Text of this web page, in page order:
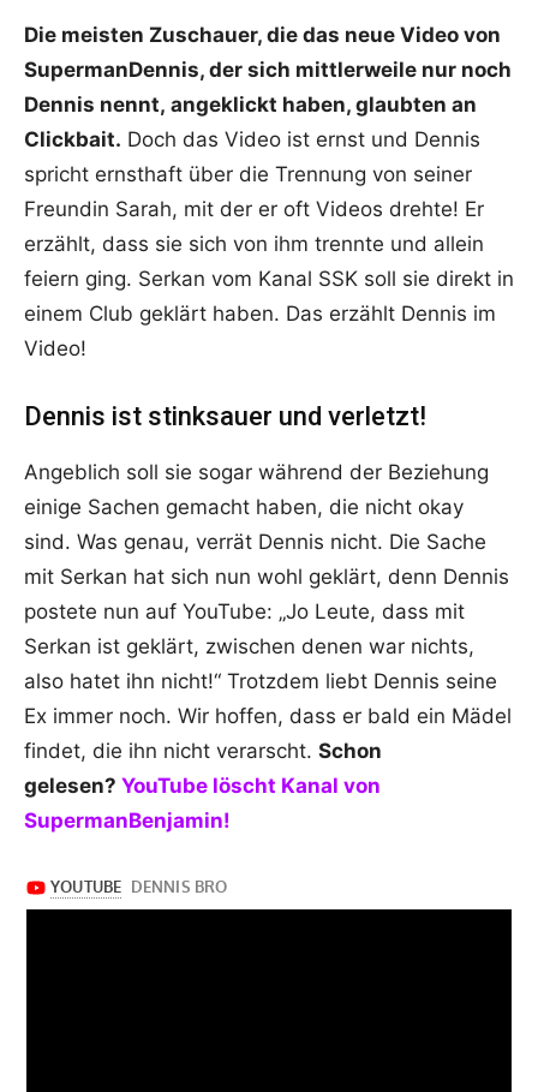
Die meisten Zuschauer, die das neue Video von
SupermanDennis, der sich mittlerweile nur noch
Dennis nennt, angeklickt haben, glaubten an
Clickbait. Doch das Video ist ernst und Dennis
spricht ernsthaft über die Trennung von seiner
Freundin Sarah, mit der er oft Videos drehte! Er
erzählt, dass sie sich von ihm trennte und allein
feiern ging. Serkan vom Kanal SSK soll sie direkt in
einem Club geklärt haben. Das erzählt Dennis im
Video!
Dennis ist stinksauer und verletzt!
Angeblich soll sie sogar während der Beziehung
einige Sachen gemacht haben, die nicht okay
sind. Was genau, verrät Dennis nicht. Die Sache
mit Serkan hat sich nun wohl geklärt, denn Dennis
postete nun auf YouTube: „Jo Leute, dass mit
Serkan ist geklärt, zwischen denen war nichts,
also hatet ihn nicht!“ Trotzdem liebt Dennis seine
Ex immer noch. Wir hoffen, dass er bald ein Mädel
findet, die ihn nicht verarscht. Schon
gelesen? YouTube löscht Kanal von
SupermanBenjamin!